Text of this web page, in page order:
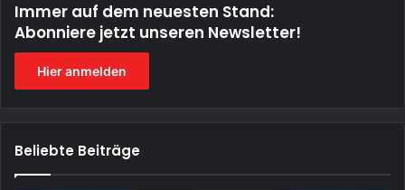
Immer auf dem neuesten Stand:
Abonniere jetzt unseren Newsletter!
Hier anmelden
Beliebte Beiträge